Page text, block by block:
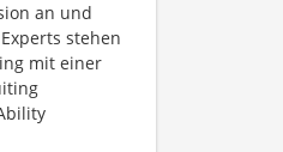
an und
stehen
mit einer